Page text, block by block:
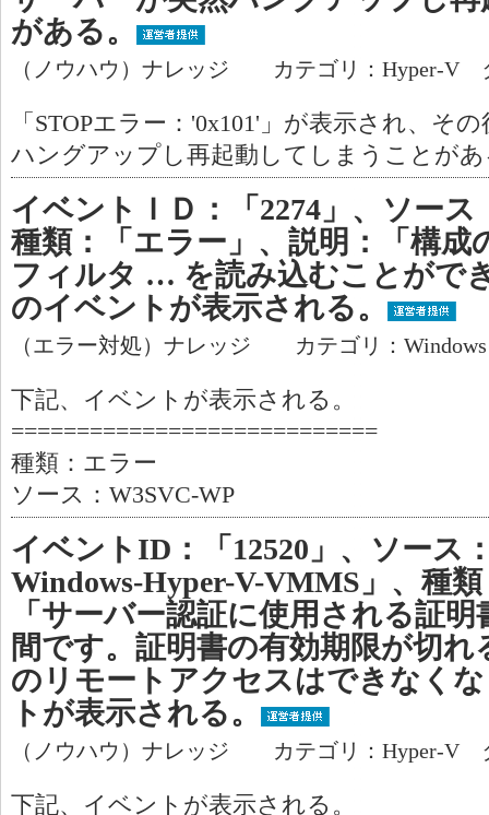
がある。
（ノウハウ）ナレッジ カテゴリ：Hyper-V
「STOPエラー：'0x101'」が表示され、そ
ハングアップし再起動してしまうことが
イベントＩＤ：「2274」、ソース
種類：「エラー」、説明：「構成
フィルタ … を読み込むことがで
のイベントが表示される。
（エラー対処）ナレッジ カテゴリ：
下記、イベントが表示される。
============================
種類：エラー
ソース：W3SVC-WP
イベントID：「12520」、ソース
Windows-Hyper-V-VMMS」、種
「サーバー認証に使用される証
間です。証明書の有効期限が切
のリモートアクセスはできなく
トが表示される。
（ノウハウ）ナレッジ カテゴリ：Hyper-V
下記、イベントが表示される。